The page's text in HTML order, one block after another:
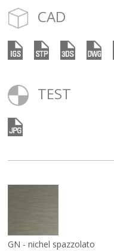
CAD
TEST
GN - nichel spazzolato